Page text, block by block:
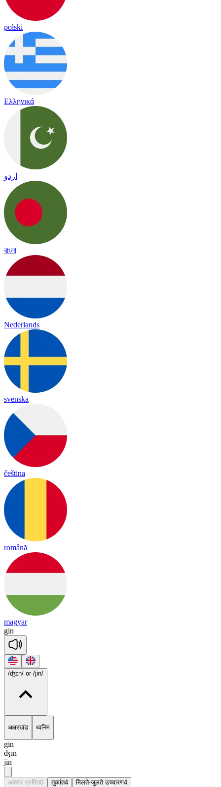
polski
Ελληνικά
اردو
বাংলা
Nederlands
svenska
čeština
română
magyar
gin
/ʤɪn/ or /jin/
अक्षरखंड ध्वनिम
gin
ʤɪn
jin
अक्सर भ्रमित0 तुकांत4 मिलते-जुलते उच्चारण4